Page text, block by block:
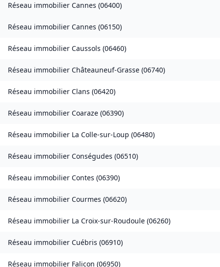
Réseau immobilier Cannes (06400)
Réseau immobilier Cannes (06150)
Réseau immobilier Caussols (06460)
Réseau immobilier Châteauneuf-Grasse (06740)
Réseau immobilier Clans (06420)
Réseau immobilier Coaraze (06390)
Réseau immobilier La Colle-sur-Loup (06480)
Réseau immobilier Conségudes (06510)
Réseau immobilier Contes (06390)
Réseau immobilier Courmes (06620)
Réseau immobilier La Croix-sur-Roudoule (06260)
Réseau immobilier Cuébris (06910)
Réseau immobilier Falicon (06950)